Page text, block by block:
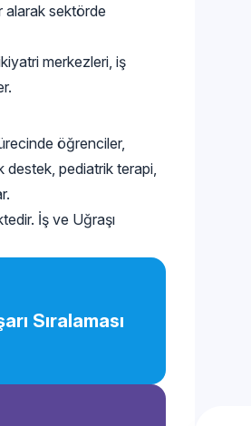
alarak sektörde
merkezleri, iş
öğrenciler,
pediatrik terapi,
İş ve Uğraşı
Sıralaması